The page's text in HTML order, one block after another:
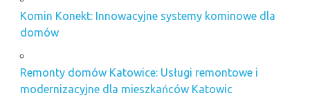
Komin Konekt: Innowacyjne systemy kominowe dla
domów
Remonty domów Katowice: Usługi remontowe i
modernizacyjne dla mieszkańców Katowic